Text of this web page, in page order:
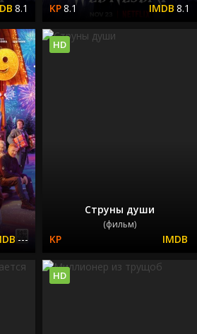
8.1 8.1 8.1
---
Струны души
(фильм)
HD
HD